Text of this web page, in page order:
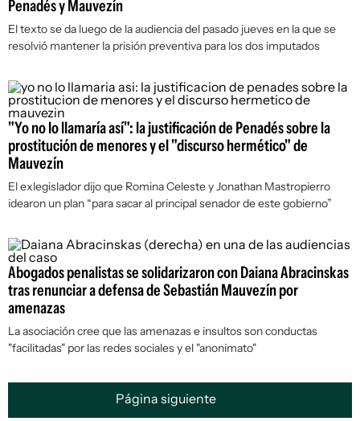
Penadés y Mauvezín
El texto se da luego de la audiencia del pasado jueves en la que se
resolvió mantener la prisión preventiva para los dos imputados
"Yo no lo llamaría así": la justificación de Penadés sobre la
prostitución de menores y el "discurso hermético" de
Mauvezín
El exlegislador dijo que Romina Celeste y Jonathan Mastropierro
idearon un plan “para sacar al principal senador de este gobierno”
Abogados penalistas se solidarizaron con Daiana Abracinskas
tras renunciar a defensa de Sebastián Mauvezín por
amenazas
La asociación cree que las amenazas e insultos son conductas
"facilitadas" por las redes sociales y el "anonimato"
Página siguiente